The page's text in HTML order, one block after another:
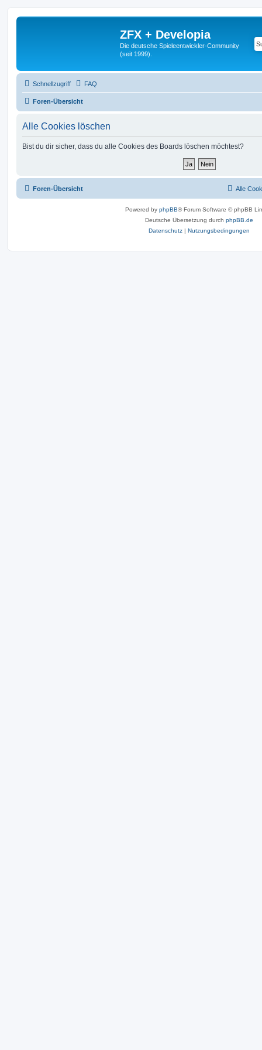
ZFX + Developia
Die deutsche Spieleentwickler-Community
(seit 1999).
Schnellzugriff FAQ
Foren-Übersicht
Alle Cookies löschen
Bist du dir sicher, dass du alle Cookies des Boards löschen möchtest?
Foren-Übersicht Alle
Powered by phpBB® Forum Software © phpBB
Deutsche Übersetzung durch phpBB.de
Datenschutz | Nutzungsbedingungen